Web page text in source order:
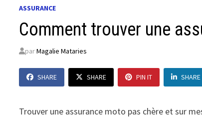
ASSURANCE
Comment trouver une
parMagalie Mataries
SHARE SHARE PIN IT SHARE
Trouver une assurance moto pas chère et sur